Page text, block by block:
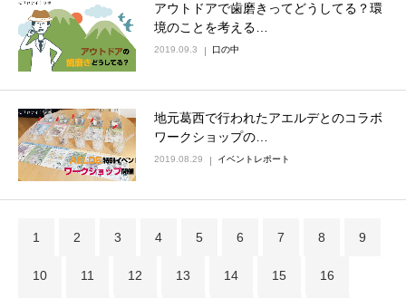
アウトドアで歯磨きってどうしてる？環
境のことを考える…
2019.09.3 口の中
地元葛西で行われたアエルデとのコラボ
ワークショップの…
2019.08.29 イベントレポート
1 2 3 4 5 6 7 8 9
10 11 12 13 14 15 16